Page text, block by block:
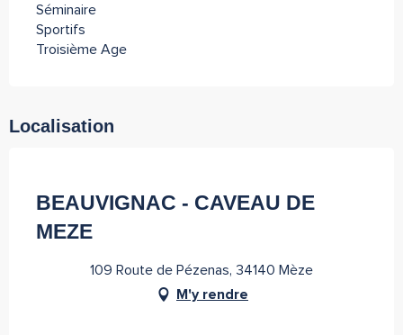
Séminaire
Sportifs
Troisième Age
Localisation
BEAUVIGNAC - CAVEAU DE
MEZE
109 Route de Pézenas, 34140 Mèze
M'y rendre